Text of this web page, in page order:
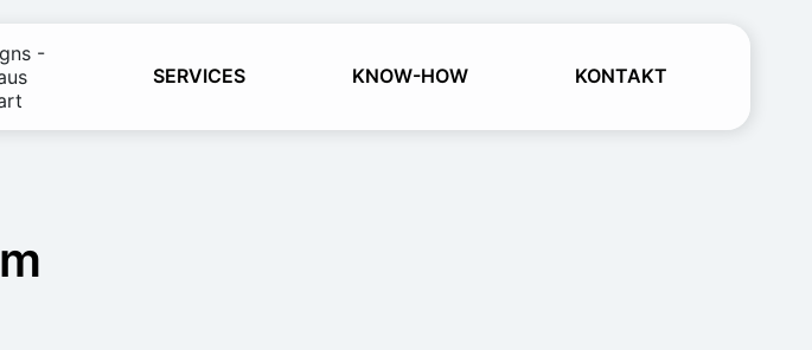
SERVICES KNOW-HOW KONTAKT